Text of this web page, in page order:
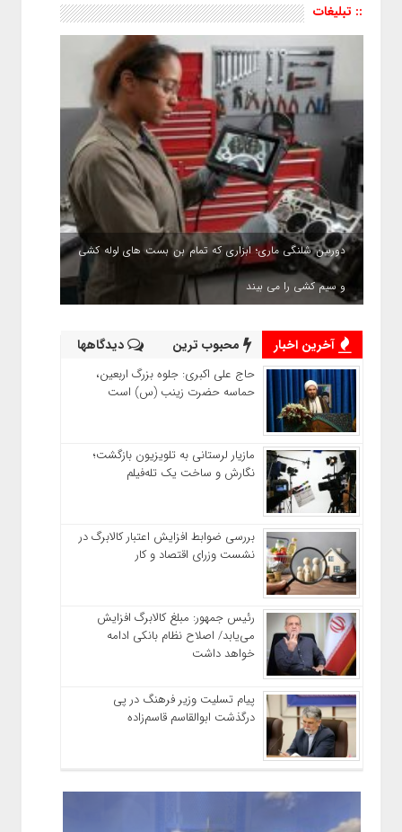
:: تبلیغات
دوربین شلنگی ماری؛ ابزاری که تمام بن بست های لوله کشی
و سیم کشی را می بیند
آخرین اخبار محبوب ترین دیدگاهها
حاج‌ علی‌ اکبری: جلوه بزرگ اربعین،
حماسه حضرت زینب (س) است
مازیار لرستانی به تلویزیون بازگشت؛
نگارش و ساخت یک تله‌فیلم
بررسی ضوابط افزایش اعتبار کالابرگ در
نشست وزرای اقتصاد و کار
رئیس‌ جمهور: مبلغ کالابرگ افزایش
می‌یابد/ اصلاح نظام بانکی ادامه
خواهد داشت
پیام تسلیت وزیر فرهنگ در پی
درگذشت ابوالقاسم قاسم‌زاده